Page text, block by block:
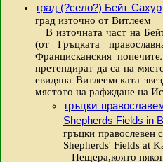
град (?село?) Бейт Сахур
град източно от Витлеем
В източната част на
(от Гръцката
Францисканския
претендират да са на
евидяна Витлеемската
мястото на рафждане на
гръцки
Shepherds Fields in
гръцки правослевен
Shepherds' Fields at
Пещера,която